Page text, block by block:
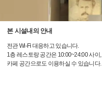
본 시설내의 안내
전관 Wi-Fi 대응하고 있습니다.
1층 레스토랑 공간은 10:00~24:00 사이,
카페 공간으로도 이용하실 수 있습니다.